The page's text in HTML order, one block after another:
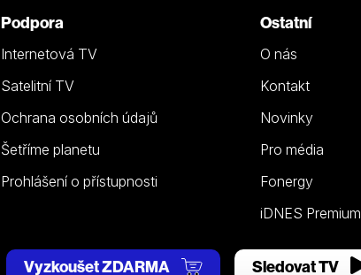
Podpora
Internetová TV
Satelitní TV
Ochrana osobních údajů
Šetříme planetu
Prohlášení o přístupnosti
Ostatní
O nás
Kontakt
Novinky
Pro média
Fonergy
iDNES Premium
Vyzkoušet ZDARMA Sledovat TV